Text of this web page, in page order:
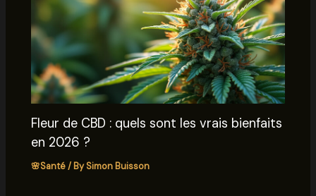
Fleur de CBD : quels sont les vrais bienfaits
en 2026 ?
🌸Santé/ BySimon Buisson